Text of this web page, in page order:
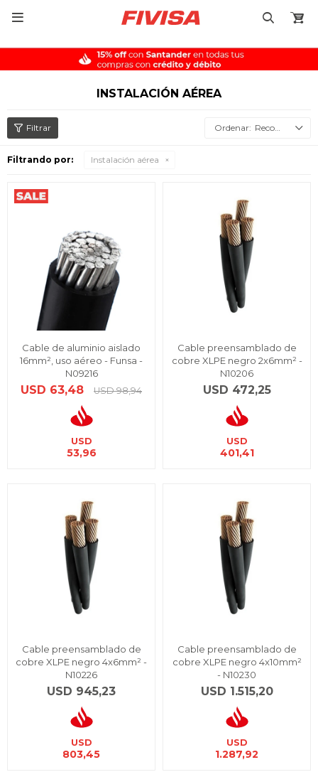

INSTALACIÓN AÉREA
Recomendados
Filtrando por: Instalación aérea
Cable de aluminio aislado
16mm², uso aéreo - Funsa -
N09216
USD 63,48 USD 98,94
USD
53,96
Cable preensamblado de
cobre XLPE negro 2x6mm² -
N10206
USD 472,25
USD
401,41
Cable preensamblado de
cobre XLPE negro 4x6mm² -
N10226
USD 945,23
USD
803,45
Cable preensamblado de
cobre XLPE negro 4x10mm²
- N10230
USD 1.515,20
USD
1.287,92